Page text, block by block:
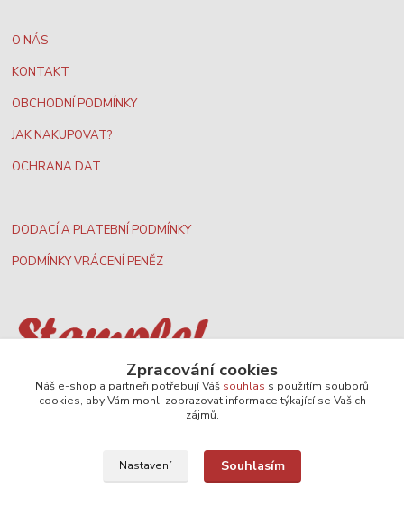
O NÁS
KONTAKT
OBCHODNÍ PODMÍNKY
JAK NAKUPOVAT?
OCHRANA DAT
DODACÍ A PLATEBNÍ PODMÍNKY
PODMÍNKY VRÁCENÍ PENĚZ
Nejširší velkoobchodní nabídka dvd filmůZpracování cookies
Náš e-shop a partneři potřebují Váš souhlas s použitím souborů
cookies, aby Vám mohli zobrazovat informace týkající se Vašich
zájmů.
Nastavení Souhlasím